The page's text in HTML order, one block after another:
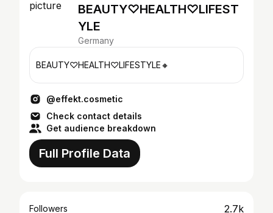
BEAUTY♡HEALTH♡LIFEST
YLE
Germany
BEAUTY♡HEALTH♡LIFESTYLE🔸️
@effekt.cosmetic
Check contact details
Get audience breakdown
Full Profile Data
Followers 2.7k